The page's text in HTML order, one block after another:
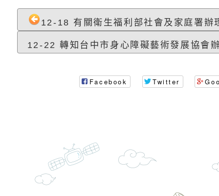
親子共學同樂會」、
代愛在陪伴」、「親
子溝通之秘訣」
「環保愛台灣」第五
礙者中小學生環保繪
月份公共服務政策溝
訊
有關桃園市政府家庭
辦理115年原住民家
桃園市大溪區田心國
職員及家長特教知能
會（以下簡稱全家協
轉知台中市身心障礙
展」活動
學研習」實施計畫(
心」、「自造教育及
中心」及「國中小職
轉知本市辦理「115
者保齡球賽」
檢送桃園市政府LED
12-18 有關衛生福利部社會及家庭署辦
12-22 轉知台中市身心障礙藝術發展協會
Facebook Twitter